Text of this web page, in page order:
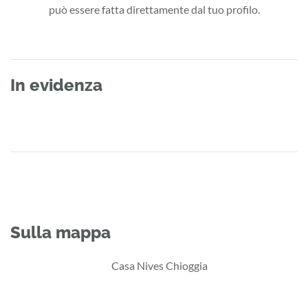
può essere fatta direttamente dal tuo profilo.
In evidenza
Sulla mappa